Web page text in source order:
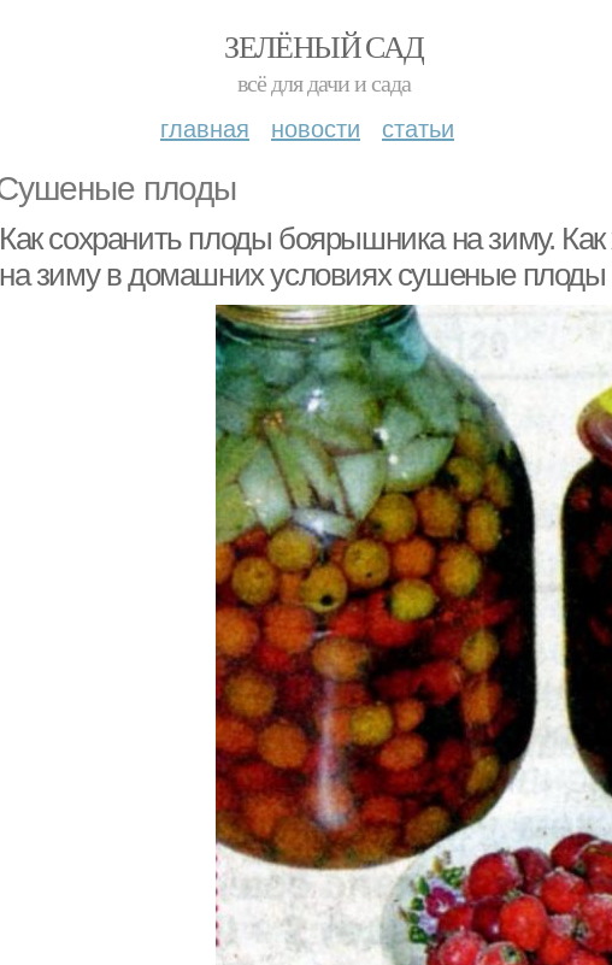
ЗЕЛЁНЫЙ САД
всё для дачи и сада
главная новости статьи
плоды
Как сохранить плоды боярышника на зиму.
на зиму в домашних условиях сушеные плоды